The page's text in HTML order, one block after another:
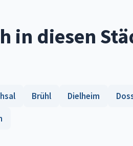
in diesen
Brühl Dielheim